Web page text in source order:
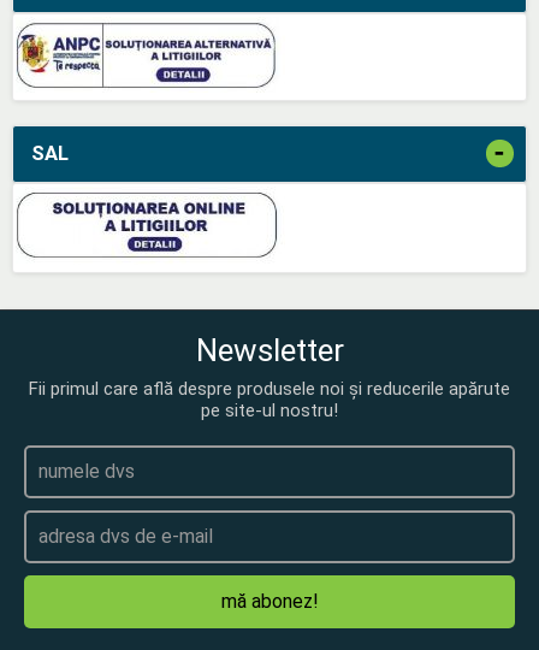
SAL -
Newsletter
Fii primul care află despre produsele noi și reducerile apărute
pe site-ul nostru!
mă abonez!